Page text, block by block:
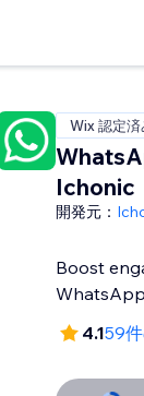
Wix 認定済
Ichonic
開発元：
Boost
4.159